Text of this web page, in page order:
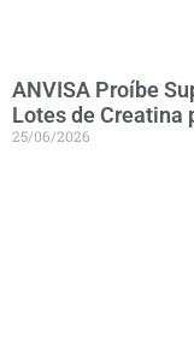
ANVISA Proíbe
Lotes de Creatina
25/06/2026